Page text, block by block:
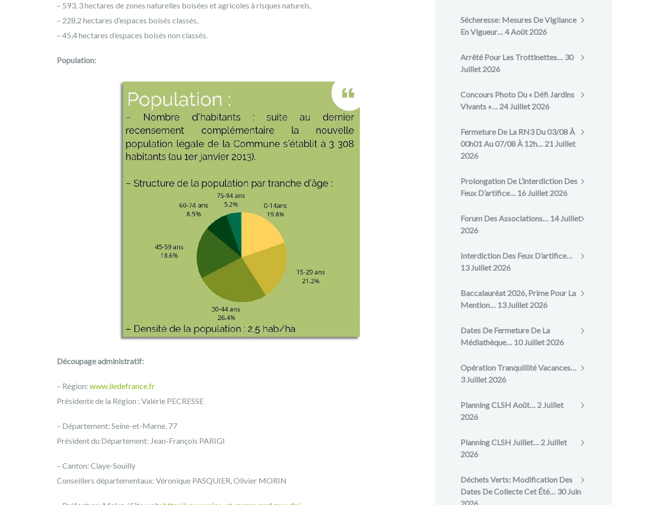
– 593, 3 hectares de zones naturelles boisées et agricoles à risques naturels,
– 228,2 hectares d’espaces boisés classés,
– 45,4 hectares d’espaces boisés non classés.
Population:
Découpage administratif:
– Région: www.iledefrance.fr
Présidente de la Région : Valérie PECRESSE
– Département: Seine-et-Marne, 77
Président du Département: Jean-François PARIGI
– Canton: Claye-Souilly
Conseillers départementaux: Véronique PASQUIER, Olivier MORIN
Sécheresse: Mesures De Vigilance
En Vigueur…4 Août 2026
Arrêté Pour Les Trottinettes… 30
Juillet 2026
Concours Photo Du « Défi Jardins
Vivants »… 24 Juillet 2026
Fermeture De La RN3 Du 03/08 À
00h01 Au 07/08 À 12h… 21 Juillet
2026
Prolongation De L’interdiction Des
Feux D’artifice… 16 Juillet 2026
Forum Des Associations… 14 Juillet
2026
Interdiction Des Feux D’artifice…
13 Juillet 2026
Baccalauréat 2026, Prime Pour La
Mention… 13 Juillet 2026
Dates De Fermeture De La
Médiathèque… 10 Juillet 2026
Opération Tranquillité Vacances…
3 Juillet 2026
Planning CLSH Août… 2 Juillet
2026
Planning CLSH Juillet… 2 Juillet
2026
Déchets Verts: Modification Des
Dates De Collecte Cet Été… 30 Juin